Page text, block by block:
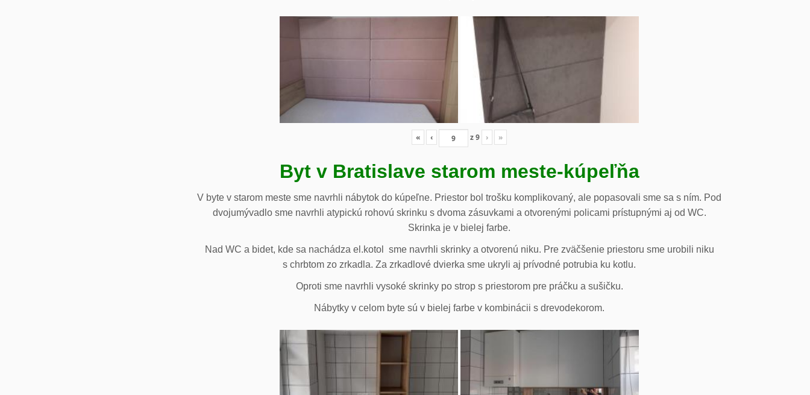
« ‹ z9 › »
Byt v Bratislave starom meste-kúpeľňa
V byte v starom meste sme navrhli nábytok do kúpeľne. Priestor bol trošku komplikovaný, ale popasovali sme sa s ním. Pod
dvojumývadlo sme navrhli atypickú rohovú skrinku s dvoma zásuvkami a otvorenými policami prístupnými aj od WC.
Skrinka je v bielej farbe.
Nad WC a bidet, kde sa nachádza el.kotol sme navrhli skrinky a otvorenú niku. Pre zväčšenie priestoru sme urobili niku
s chrbtom zo zrkadla. Za zrkadlové dvierka sme ukryli aj prívodné potrubia ku kotlu.
Oproti sme navrhli vysoké skrinky po strop s priestorom pre práčku a sušičku.
Nábytky v celom byte sú v bielej farbe v kombinácii s drevodekorom.